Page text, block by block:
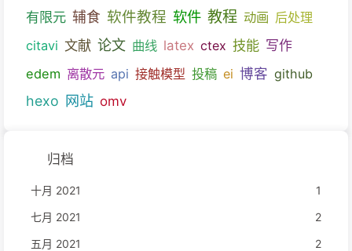
有限元 辅食 软件教程 软件 教程 动画 后处理
citavi 文献 论文 曲线 latex ctex 技能 写作
edem 离散元 api 接触模型 投稿 ei 博客 github
hexo 网站 omv
归档
十月 2021
1
七月 2021
2
五月 2021
2